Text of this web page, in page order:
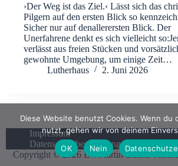
›Der Weg ist das Ziel.‹ Lässt sich das
Pilgern auf den ersten Blick so
Sicher nur auf denallerersten Blick. Der
Unerfahrene denkt es sich vielleicht
verlässt aus freien Stücken und
gewohnte Umgebung, um einige Zeit…
Lutherhaus
2. Juni 2026
Impressum
Datenschutzbestimmungen
Copyright © 2026 Ev. Martin-Luther-
Diese Website benutzt Cookies. Wenn du
nutzt, gehen wir von deinem
OK
Nein